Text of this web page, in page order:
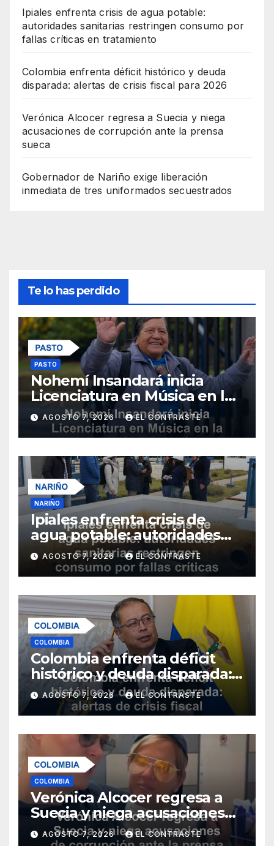
Ipiales enfrenta crisis de agua potable:
autoridades sanitarias restringen consumo por
fallas críticas en tratamiento
Colombia enfrenta déficit histórico y deuda
disparada: alertas de crisis fiscal para 2026
Verónica Alcocer regresa a Suecia y niega
acusaciones de corrupción ante la prensa
sueca
Gobernador de Nariño exige liberación
inmediata de tres uniformados secuestrados
Te lo has perdido
PASTO
Nohemí Insandará inicia
Licenciatura en Música en la
Universidad de Nariño
AGOSTO 7, 2026 EL CONTRASTE
NARIÑO
Ipiales enfrenta crisis de
agua potable: autoridades
sanitarias restringen
consumo por fallas críticas
en tratamiento
AGOSTO 7, 2026 EL CONTRASTE
COLOMBIA
Colombia enfrenta déficit
histórico y deuda disparada:
alertas de crisis fiscal para
2026
AGOSTO 7, 2026 EL CONTRASTE
COLOMBIA
Verónica Alcocer regresa a
Suecia y niega acusaciones
de corrupción ante la prensa
AGOSTO 7, 2026 EL CONTRASTE